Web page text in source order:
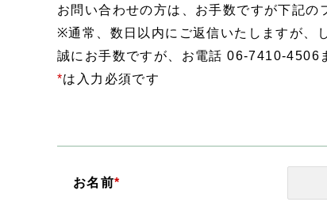
お問い合わせの方は、お手数ですが下記の
※通常、数日以内にご返信いたしますが、
誠にお手数ですが、お電話 06-7410-4506
*は入力必須です
お名前*